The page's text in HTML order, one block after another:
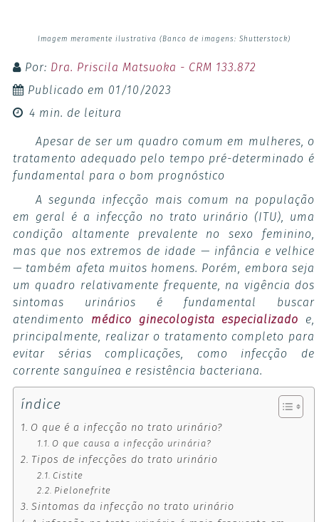
Imagem meramente ilustrativa (Banco de imagens: Shutterstock)
Por: Dra. Priscila Matsuoka - CRM 133.872
Publicado em 01/10/2023
4 min. de leitura
Apesar de ser um quadro comum em mulheres, o
tratamento adequado pelo tempo pré-determinado é
fundamental para o bom prognóstico
A segunda infecção mais comum na população
em geral é a infecção no trato urinário (ITU), uma
condição altamente prevalente no sexo feminino,
mas que nos extremos de idade — infância e velhice
— também afeta muitos homens. Porém, embora seja
um quadro relativamente frequente, na vigência dos
sintomas urinários é fundamental buscar
atendimento médico ginecologista especializado e,
principalmente, realizar o tratamento completo para
evitar sérias complicações, como infecção de
corrente sanguínea e resistência bacteriana.
índice
O que é a infecção no trato urinário?
O que causa a infecção urinária?
Tipos de infecções do trato urinário
Cistite
Pielonefrite
Sintomas da infecção no trato urinário